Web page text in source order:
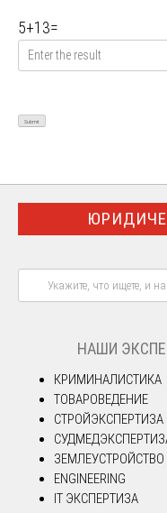
5+13=
НАШИ
КРИМИНАЛИСТИКА
ТОВАРОВЕДЕНИЕ
СТРОЙЭКСПЕРТИЗА
ЗЕМЛЕУСТРОЙСТВО
ENGINEERING
IT ЭКСПЕРТИЗА